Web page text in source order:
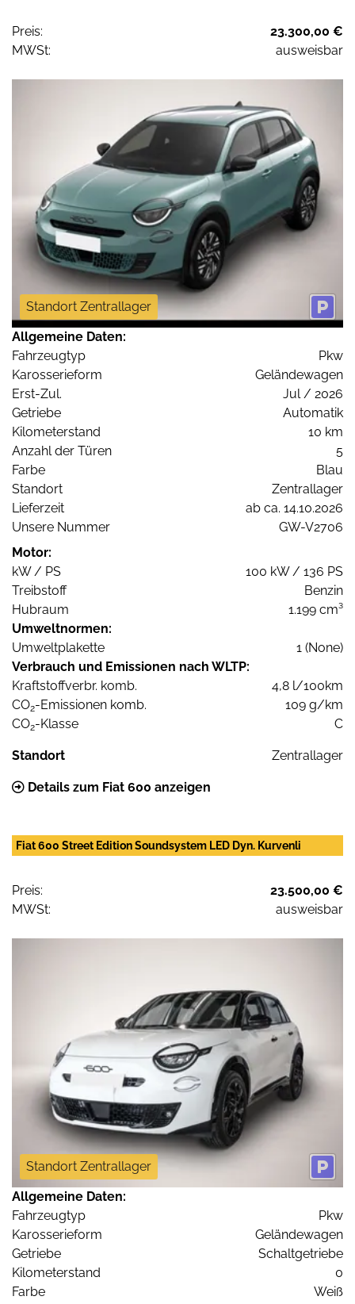
Preis:
23.300,00 €
MWSt:
ausweisbar
Standort Zentrallager
Allgemeine Daten:
Fahrzeugtyp
Pkw
Karosserieform
Geländewagen
Erst-Zul.
Jul / 2026
Getriebe
Automatik
Kilometerstand
10 km
Anzahl der Türen
5
Farbe
Blau
Standort
Zentrallager
Lieferzeit
ab ca. 14.10.2026
Unsere Nummer
GW-V2706
Motor:
kW / PS
100 kW / 136 PS
Treibstoff
Benzin
Hubraum
1.199 cm³
Umweltnormen:
Umweltplakette
1 (None)
Verbrauch und Emissionen nach WLTP:
Kraftstoffverbr. komb.
4,8 l/100km
CO2-Emissionen komb.
109 g/km
CO2-Klasse C
Standort Zentrallager
Details zum Fiat 600 anzeigen
Fiat 600 Street Edition Soundsystem LED Dyn. Kurvenli
Preis:
23.500,00 €
MWSt:
ausweisbar
Standort Zentrallager
Allgemeine Daten:
Fahrzeugtyp
Pkw
Karosserieform
Geländewagen
Getriebe
Schaltgetriebe
Kilometerstand
0
Farbe
Weiß